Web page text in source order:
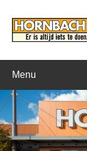
Menu